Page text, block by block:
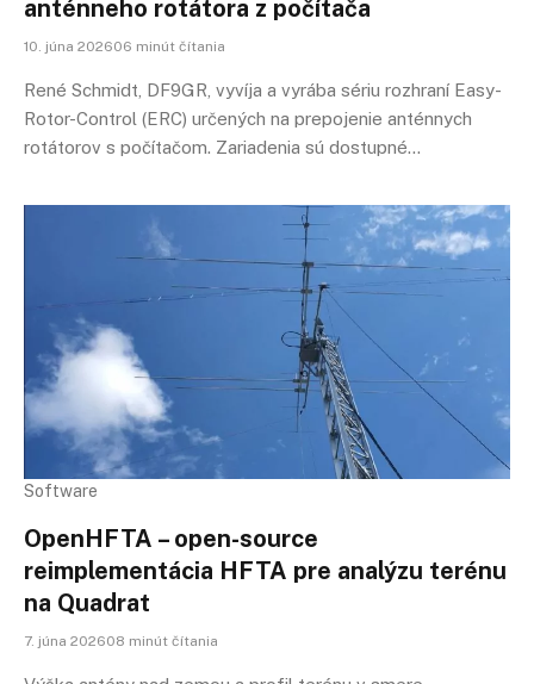
anténneho rotátora z počítača
10. júna 202606 minút čítania
René Schmidt, DF9GR, vyvíja a vyrába sériu rozhraní Easy-
Rotor-Control (ERC) určených na prepojenie anténnych
rotátorov s počítačom. Zariadenia sú dostupné…
Software
OpenHFTA – open-source
reimplementácia HFTA pre analýzu terénu
na Quadrat
7. júna 202608 minút čítania